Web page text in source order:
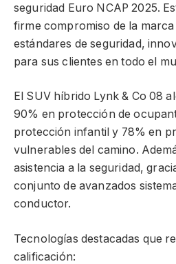
seguridad Euro NCAP 2025.
firme compromiso de la
estándares de seguridad,
para sus clientes en todo el
El SUV híbrido Lynk & Co 08
90% en protección de
protección infantil y 78% en
vulnerables del camino.
asistencia a la seguridad,
conjunto de avanzados
conductor.
Tecnologías destacadas que
calificación: